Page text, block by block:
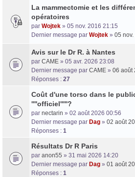
Trans District
Forum d'information sur les transidentités
La mammectomie et les
opératoires
par Wojtek » 05 nov. 2016 21:15
Dernier message par Wojtek » 05
Avis sur le Dr R. à Nantes
par CAME » 05 avr. 2026 23:08
Dernier message par CAME » 06 août
Réponses : 27
Coût d'une torso dans le
''''officiel'''''?
par nectarin » 02 août 2026 00:56
Dernier message par Dag » 02 août
Réponses : 1
Résultats Dr R Paris
par anon55 » 31 mai 2026 14:20
Dernier message par Dag » 01 août
Réponses : 1